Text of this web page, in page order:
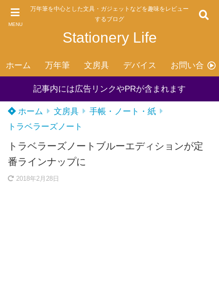
MENU
万年筆を中心とした文具・ガジェットなどを趣味をレビュー
するブログ
Stationery Life
ホーム 万年筆 文房具 デバイス お問い合わ
記事内には広告リンクやPRが含まれます
ホーム 文房具
手帳・ノート・紙
トラベラーズノート
トラベラーズノートブルーエディションが定
番ラインナップに
2018年2月28日